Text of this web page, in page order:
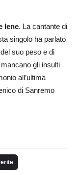
Iene. La cantante di
singolo ha parlato
suo peso e di
gli insulti
all’ultima
di Sanremo